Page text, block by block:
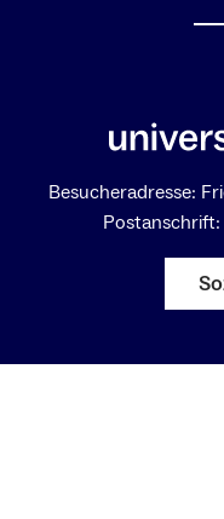
Besucheradresse: